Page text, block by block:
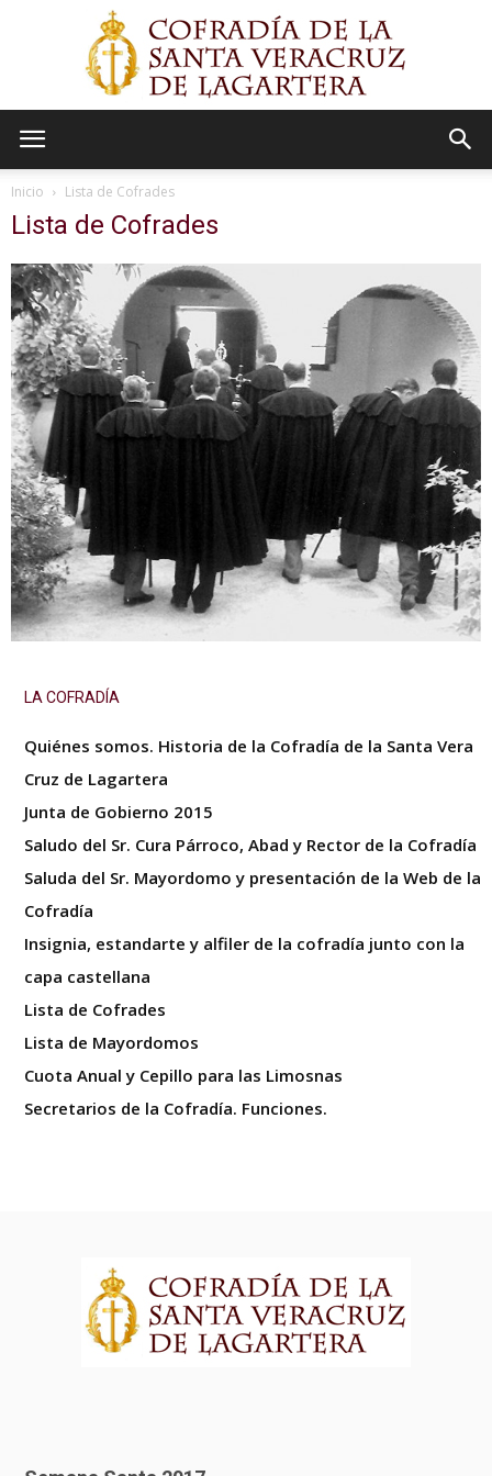
Cruz
Lagartera
Inicio Lista de Cofrades
Lista de Cofrades
LA COFRADÍA
Quiénes somos. Historia de la Cofradía de la Santa Vera
Cruz de Lagartera
Junta de Gobierno 2015
Saludo del Sr. Cura Párroco, Abad y Rector de la Cofradía
Saluda del Sr. Mayordomo y presentación de la Web de la
Cofradía
Insignia, estandarte y alfiler de la cofradía junto con la
capa castellana
Lista de Cofrades
Lista de Mayordomos
Cuota Anual y Cepillo para las Limosnas
Secretarios de la Cofradía. Funciones.